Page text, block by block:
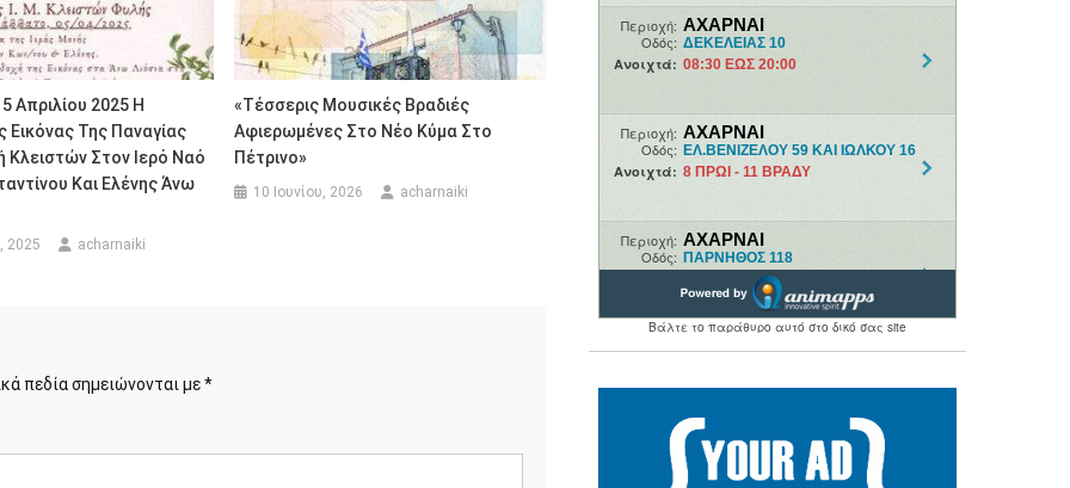
Απριλίου 2025 Η
Εικόνας Της Παναγίας
Στον Ιερό Ναό
Και Ελένης Άνω
2025 acharnaiki
«Τέσσερις Μουσικές Βραδιές
Αφιερωμένες Στο Νέο Κύμα Στο
Πέτρινο»
10 Ιουνίου, 2026 acharnaiki
πεδία σημειώνονται με*